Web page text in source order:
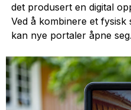
det produsert en digital
Ved å kombinere et fysisk
kan nye portaler åpne seg.